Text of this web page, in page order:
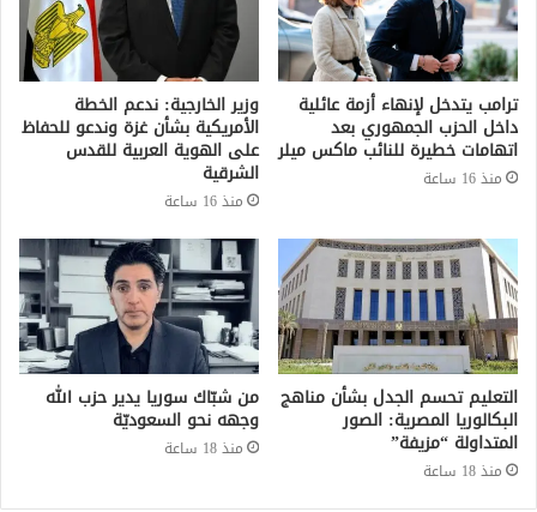
ترامب يتدخل لإنهاء أزمة عائلية
داخل الحزب الجمهوري بعد
اتهامات خطيرة للنائب ماكس ميلر
منذ 16 ساعة
وزير الخارجية: ندعم الخطة
الأمريكية بشأن غزة وندعو للحفاظ
على الهوية العربية للقدس
الشرقية
منذ 16 ساعة
التعليم تحسم الجدل بشأن مناهج
البكالوريا المصرية: الصور
المتداولة “مزيفة”
منذ 18 ساعة
من شبّاك سوريا يدير حزب الله
وجهه نحو السعوديّة
منذ 18 ساعة